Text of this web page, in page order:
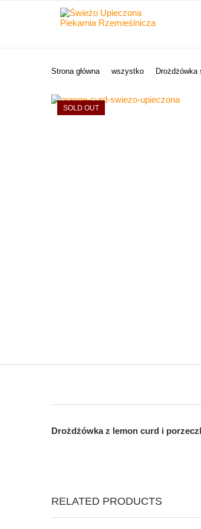
Strona główna wszystko
SOLD OUT
Drożdżówka z lemon curd i
RELATED PRODUCTS